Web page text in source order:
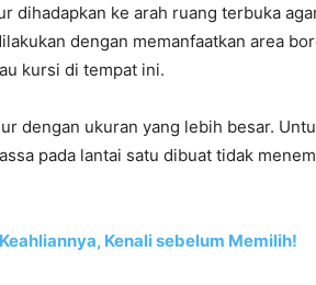
dihadapkan ke arah ruang terbuka
dengan memanfaatkan area
kursi di tempat ini.
dengan ukuran yang lebih besar.
pada lantai satu dibuat tidak
Kenali sebelum Memilih!